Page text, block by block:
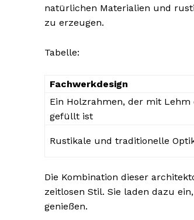
natürlichen Materialien und
zu erzeugen.
Tabelle:
Fachwerkdesign
Ein Holzrahmen, der mit Lehm
gefüllt ist
Rustikale und traditionelle
Die Kombination dieser
zeitlosen Stil. Sie laden dazu
genießen.